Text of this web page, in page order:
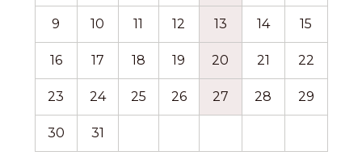
9 10 11 12 13 14 15
16 17 18 19 20 21 22
23 24 25 26 27 28 29
30 31